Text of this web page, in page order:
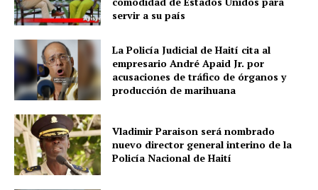
servir a su país
La Policía Judicial de Haití cita al
empresario André Apaid Jr. por
acusaciones de tráfico de órganos y
producción de marihuana
Vladimir Paraison será nombrado
nuevo director general interino de la
Policía Nacional de Haití